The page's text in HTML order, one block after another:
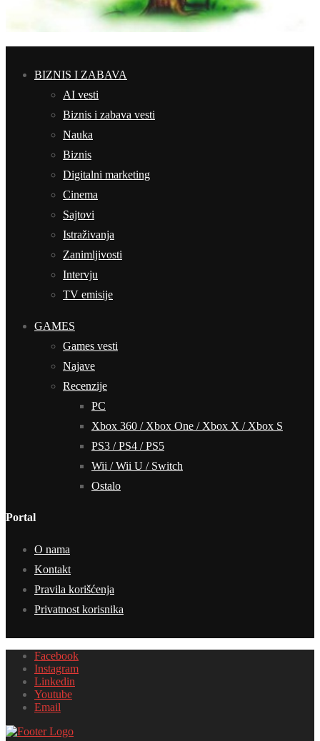
BIZNIS I ZABAVA
AI vesti
Biznis i zabava vesti
Nauka
Biznis
Digitalni marketing
Cinema
Sajtovi
Istraživanja
Zanimljivosti
Intervju
TV emisije
GAMES
Games vesti
Najave
Recenzije
PC
Xbox 360 / Xbox One / Xbox X / Xbox S
PS3 / PS4 / PS5
Wii / Wii U / Switch
Ostalo
Portal
O nama
Kontakt
Pravila korišćenja
Privatnost korisnika
Facebook
Instagram
Linkedin
Youtube
Email